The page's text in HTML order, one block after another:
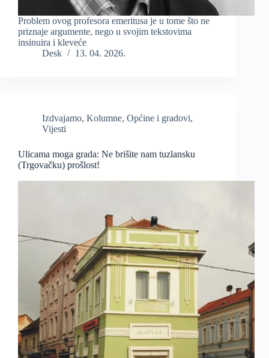
Problem ovog profesora emeritusa je u tome što ne
priznaje argumente, nego u svojim tekstovima
insinuira i kleveće
Desk
13. 04. 2026.
Izdvajamo, Kolumne, Općine i gradovi,
Vijesti
Ulicama moga grada: Ne brišite nam tuzlansku
(Trgovačku) prošlost!